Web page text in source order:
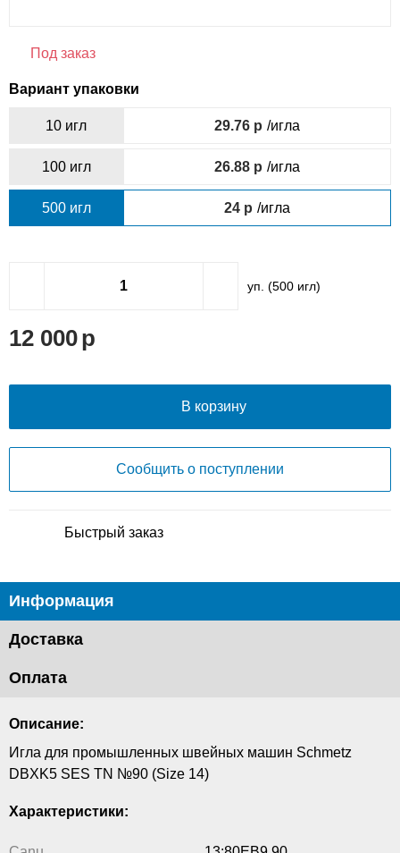
Под заказ
Вариант упаковки
10 игл 29.76 /игла
100 игл 26.88 /игла
500 игл 24 /игла
уп. (500игл)
12 000
В корзину
Сообщить о поступлении
Быстрый заказ
Информация
Доставка
Оплата
Описание:
Игла для промышленных швейных машин Schmetz
DBXK5 SES TN №90 (Size 14)
Характеристики: